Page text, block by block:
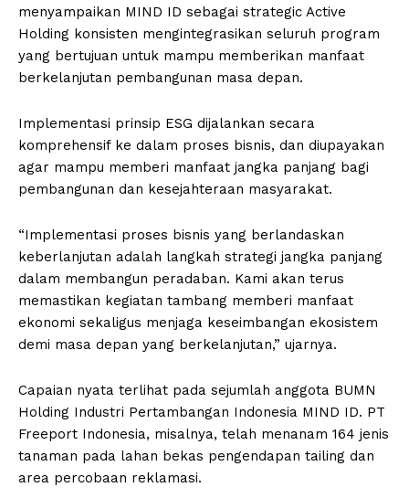
menyampaikan MIND ID sebagai strategic Active
Holding konsisten mengintegrasikan seluruh program
yang bertujuan untuk mampu memberikan manfaat
berkelanjutan pembangunan masa depan.
Implementasi prinsip ESG dijalankan secara
komprehensif ke dalam proses bisnis, dan diupayakan
agar mampu memberi manfaat jangka panjang bagi
pembangunan dan kesejahteraan masyarakat.
“Implementasi proses bisnis yang berlandaskan
keberlanjutan adalah langkah strategi jangka panjang
dalam membangun peradaban. Kami akan terus
memastikan kegiatan tambang memberi manfaat
ekonomi sekaligus menjaga keseimbangan ekosistem
demi masa depan yang berkelanjutan,” ujarnya.
Capaian nyata terlihat pada sejumlah anggota BUMN
Holding Industri Pertambangan Indonesia MIND ID. PT
Freeport Indonesia, misalnya, telah menanam 164 jenis
tanaman pada lahan bekas pengendapan tailing dan
area percobaan reklamasi.